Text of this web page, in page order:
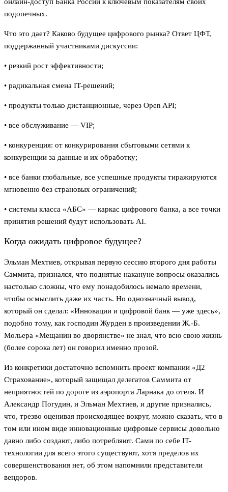
подопечных.
Что это дает? Каково будущее цифрового рынка? Ответ ЦФТ,
поддержанный участниками дискуссии:
• резкий рост эффективности;
• радикальная смена IT-решений;
• продукты только дистанционные, через Open API;
• все обслуживание — VIP;
• конкуренция: от конкурирования сбытовыми сетями к
конкуренции за данные и их обработку;
• все банки глобальные, все успешные продукты тиражируются
мгновенно без страновых ограничений;
• системы класса «АБС» — каркас цифрового банка, а все точки
принятия решений будут использовать AI.
Когда ожидать цифровое будущее?
Эльман Мехтиев, открывая первую сессию второго дня работы
Саммита, признался, что поднятые накануне вопросы оказались
настолько сложны, что ему понадобилось немало времени,
чтобы осмыслить даже их часть. Но однозначный вывод,
который он сделал: «Инновации и цифровой банк — уже здесь»,
подобно тому, как господин Журден в произведении Ж.-Б.
Мольера «Мещанин во дворянстве» не знал, что всю свою жизнь
(более сорока лет) он говорил именно прозой.
Из конкретики достаточно вспомнить проект компании «Д2
Страхование», который защищал делегатов Саммита от
неприятностей по дороге из аэропорта Ларнака до отеля. И
Александр Погудин, и Эльман Мехтиев, и другие признались,
что, трезво оценивая происходящее вокруг, можно сказать, что в
том или ином виде инновационные цифровые сервисы довольно
давно либо создают, либо потребляют. Сами по себе IT-
технологии для всего этого существуют, хотя пределов их
совершенствования нет, об этом напомнили представители
вендоров.